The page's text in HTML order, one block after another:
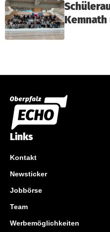
Links
Kontakt
Newsticker
Jobbörse
Team
Werbemöglichkeiten